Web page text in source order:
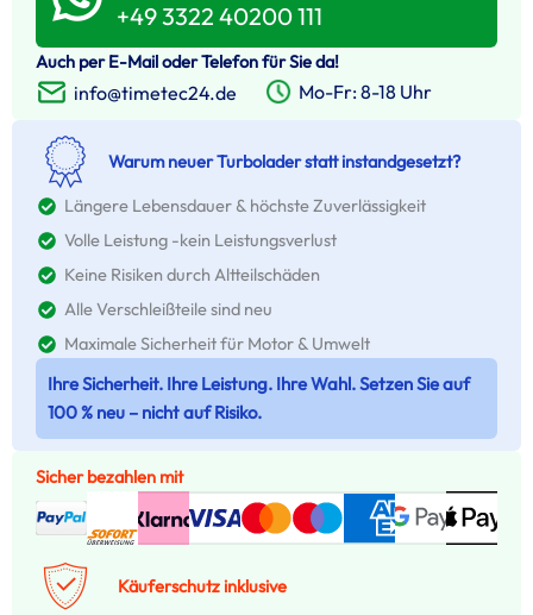
+49 3322 40200 111
Auch per E-Mail oder Telefon für Sie da!
info@timetec24.de Mo-Fr: 8-18 Uhr
Warum neuer Turbolader statt instandgesetzt?
Längere Lebensdauer & höchste Zuverlässigkeit
Volle Leistung -kein Leistungsverlust
Keine Risiken durch Altteilschäden
Alle Verschleißteile sind neu
Maximale Sicherheit für Motor & Umwelt
Ihre Sicherheit. Ihre Leistung. Ihre Wahl. Setzen Sie auf
100 % neu – nicht auf Risiko.
Sicher bezahlen mit
Käuferschutz inklusive